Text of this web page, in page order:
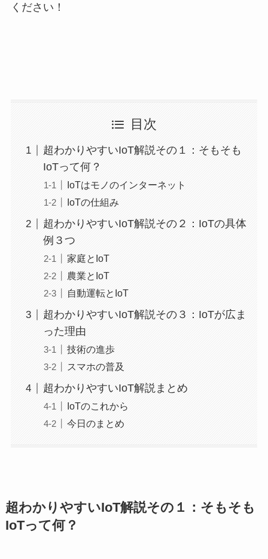
ください！
目次
超わかりやすいIoT解説その１：そもそも
IoTって何？
IoTはモノのインターネット
IoTの仕組み
超わかりやすいIoT解説その２：IoTの具体
例３つ
家庭とIoT
農業とIoT
自動運転とIoT
超わかりやすいIoT解説その３：IoTが広ま
った理由
技術の進歩
スマホの普及
超わかりやすいIoT解説まとめ
IoTのこれから
今日のまとめ
超わかりやすいIoT解説その１：そもそも
IoTって何？